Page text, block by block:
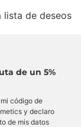
lista de deseos
de un 5%
código de
y declaro
de mis datos